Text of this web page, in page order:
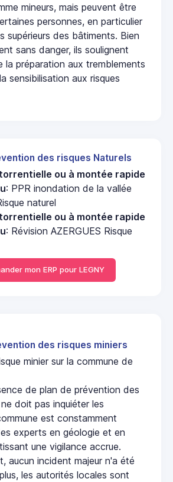
mineurs, mais peuvent être
personnes, en particulier
supérieurs des bâtiments. Bien
sans danger, ils soulignent
la préparation aux tremblements
sensibilisation aux risques
des risques Naturels
ou à montée rapide
: PPR inondation de la vallée
naturel
ou à montée rapide
: Révision AZERGUES Risque
mon ERP pour LEGNY
des risques miniers
minier sur la commune de
de plan de prévention des
doit pas inquiéter les
est constamment
experts en géologie et en
une vigilance accrue.
aucun incident majeur n'a été
les autorités locales sont